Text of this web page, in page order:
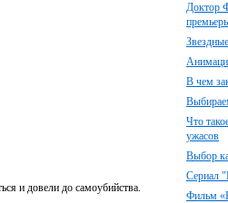
и довели до самоубийства.
Доктор
В чем
Что
ужасов
Выбор
Сериал
Фильм